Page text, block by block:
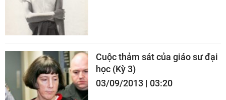
Cuộc thảm sát của giáo sư đại
học (Kỳ 3)
03/09/2013 | 03:20